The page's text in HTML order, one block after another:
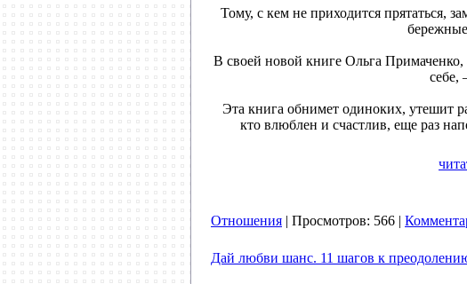
Тому, с кем не приходится прятаться,
В своей новой книге Ольга Примаченко,
себе,
Эта книга обнимет одиноких, утешит
кто влюблен и счастлив, еще раз
Отношения | Просмотров: 566 |
Дай любви шанс. 11 шагов к